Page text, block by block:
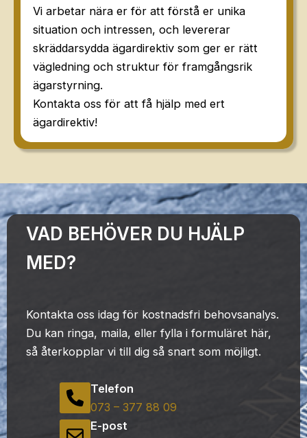
Vi arbetar nära er för att förstå er unika
situation och intressen, och levererar
skräddarsydda ägardirektiv som ger er rätt
vägledning och struktur för framgångsrik
ägarstyrning.
Kontakta oss för att få hjälp med ert
ägardirektiv!
VAD BEHÖVER DU HJÄLP
MED?
Kontakta oss idag för kostnadsfri behovsanalys.
Du kan ringa, maila, eller fylla i formuläret här,
så återkopplar vi till dig så snart som möjligt.
Telefon
073 – 377 88 09
E-post